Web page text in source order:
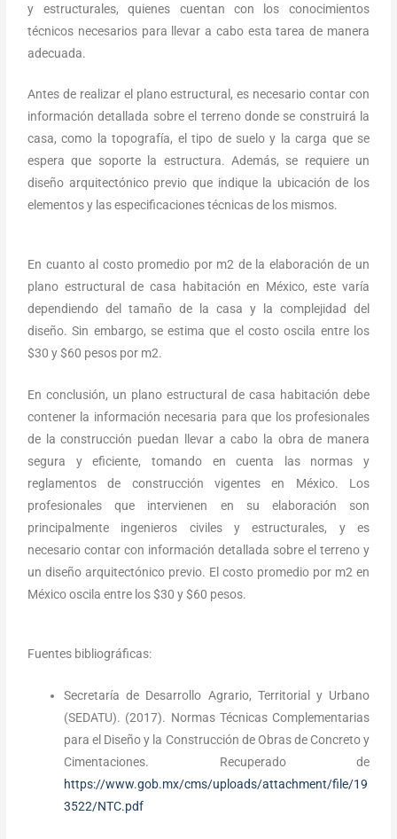
y estructurales, quienes cuentan con los conocimientos
técnicos necesarios para llevar a cabo esta tarea de manera
adecuada.
Antes de realizar el plano estructural, es necesario contar con
información detallada sobre el terreno donde se construirá la
casa, como la topografía, el tipo de suelo y la carga que se
espera que soporte la estructura. Además, se requiere un
diseño arquitectónico previo que indique la ubicación de los
elementos y las especificaciones técnicas de los mismos.
En cuanto al costo promedio por m2 de la elaboración de un
plano estructural de casa habitación en México, este varía
dependiendo del tamaño de la casa y la complejidad del
diseño. Sin embargo, se estima que el costo oscila entre los
$30 y $60 pesos por m2.
En conclusión, un plano estructural de casa habitación debe
contener la información necesaria para que los profesionales
de la construcción puedan llevar a cabo la obra de manera
segura y eficiente, tomando en cuenta las normas y
reglamentos de construcción vigentes en México. Los
profesionales que intervienen en su elaboración son
principalmente ingenieros civiles y estructurales, y es
necesario contar con información detallada sobre el terreno y
un diseño arquitectónico previo. El costo promedio por m2 en
México oscila entre los $30 y $60 pesos.
Fuentes bibliográficas:
Secretaría de Desarrollo Agrario, Territorial y Urbano
(SEDATU). (2017). Normas Técnicas Complementarias
para el Diseño y la Construcción de Obras de Concreto y
Cimentaciones. Recuperado de
https://www.gob.mx/cms/uploads/attachment/file/19
3522/NTC.pdf